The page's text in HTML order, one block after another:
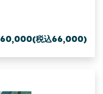
60,000(税込66,000)